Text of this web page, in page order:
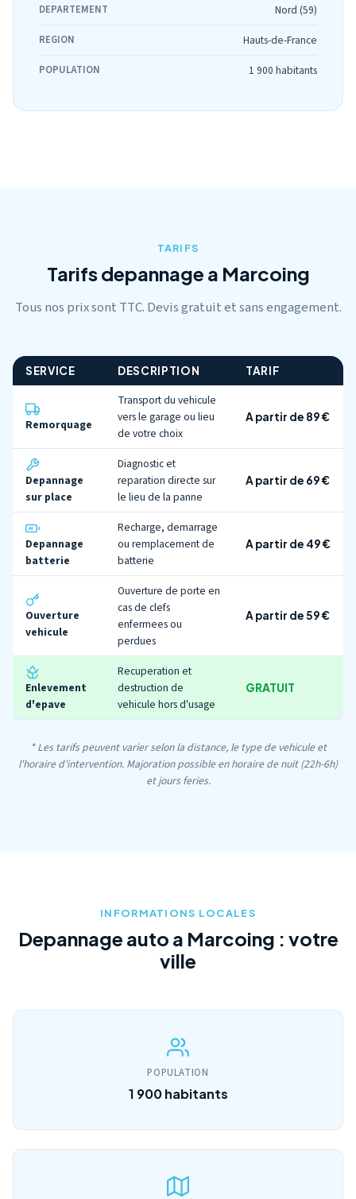
DEPARTEMENT Nord (59)
REGION Hauts-de-France
POPULATION 1 900 habitants
TARIFS
Tarifs depannage a Marcoing
Tous nos prix sont TTC. Devis gratuit et sans engagement.
SERVICE DESCRIPTION TARIF
Remorquage
Transport du vehicule
vers le garage ou lieu
de votre choix
A partir de 89 €
Depannage
sur place
Diagnostic et
reparation directe sur
le lieu de la panne
A partir de 69 €
Depannage
batterie
Recharge, demarrage
ou remplacement de
batterie
A partir de 49 €
Ouverture
vehicule
Ouverture de porte en
cas de clefs
enfermees ou
perdues
A partir de 59 €
Enlevement
d'epave
Recuperation et
destruction de
vehicule hors d'usage
GRATUIT
* Les tarifs peuvent varier selon la distance, le type de vehicule et
l'horaire d'intervention. Majoration possible en horaire de nuit (22h-6h)
et jours feries.
INFORMATIONS LOCALES
Depannage auto a Marcoing : votre
ville
POPULATION
1 900 habitants